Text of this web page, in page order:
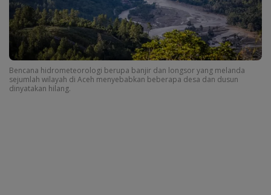
Bencana hidrometeorologi berupa banjir dan longsor yang melanda
sejumlah wilayah di Aceh menyebabkan beberapa desa dan dusun
dinyatakan hilang.